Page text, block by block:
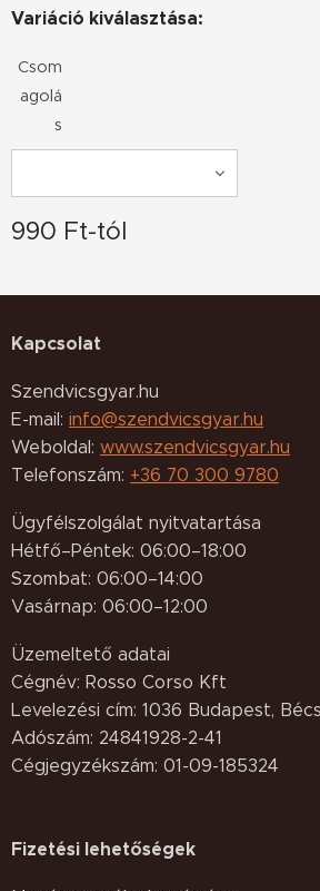
Variáció kiválasztása:
Csom
agolá
s
990 Ft-tól
Kapcsolat
Szendvicsgyar.hu
E-mail: info@szendvicsgyar.hu
Weboldal: www.szendvicsgyar.hu
Telefonszám: +36 70 300 9780
Ügyfélszolgálat nyitvatartása
Hétfő–Péntek: 06:00–18:00
Szombat: 06:00–14:00
Vasárnap: 06:00–12:00
Üzemeltető adatai
Cégnév: Rosso Corso Kft
Levelezési cím: 1036 Budapest,
Adószám: 24841928-2-41
Cégjegyzékszám: 01-09-185324
Fizetési lehetőségek